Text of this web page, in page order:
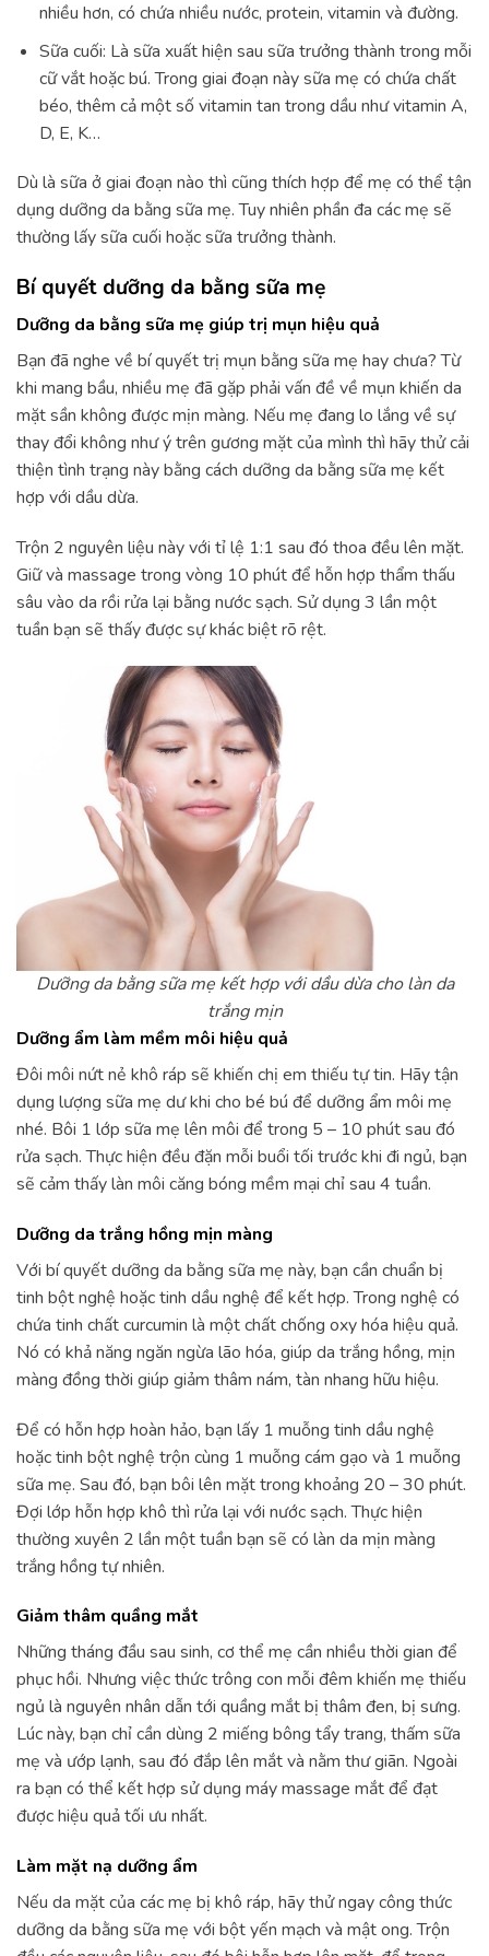
nhiều hơn, có chứa nhiều nước, protein, vitamin và đường.
Sữa cuối: Là sữa xuất hiện sau sữa trưởng thành trong mỗi
cữ vắt hoặc bú. Trong giai đoạn này sữa mẹ có chứa chất
béo, thêm cả một số vitamin tan trong dầu như vitamin A,
D, E, K…
Dù là sữa ở giai đoạn nào thì cũng thích hợp để mẹ có thể tận
dụng dưỡng da bằng sữa mẹ. Tuy nhiên phần đa các mẹ sẽ
thường lấy sữa cuối hoặc sữa trưởng thành.
Bí quyết dưỡng da bằng sữa mẹ
Dưỡng da bằng sữa mẹ giúp trị mụn hiệu quả
Bạn đã nghe về bí quyết trị mụn bằng sữa mẹ hay chưa? Từ
khi mang bầu, nhiều mẹ đã gặp phải vấn đề về mụn khiến da
mặt sần không được mịn màng. Nếu mẹ đang lo lắng về sự
thay đổi không như ý trên gương mặt của mình thì hãy thử cải
thiện tình trạng này bằng cách dưỡng da bằng sữa mẹ kết
hợp với dầu dừa.
Trộn 2 nguyên liệu này với tỉ lệ 1:1 sau đó thoa đều lên mặt.
Giữ và massage trong vòng 10 phút để hỗn hợp thẩm thấu
sâu vào da rồi rửa lại bằng nước sạch. Sử dụng 3 lần một
tuần bạn sẽ thấy được sự khác biệt rõ rệt.
Dưỡng da bằng sữa mẹ kết hợp với dầu dừa cho làn da
trắng mịn
Dưỡng ẩm làm mềm môi hiệu quả
Đôi môi nứt nẻ khô ráp sẽ khiến chị em thiếu tự tin. Hãy tận
dụng lượng sữa mẹ dư khi cho bé bú để dưỡng ẩm môi mẹ
nhé. Bôi 1 lớp sữa mẹ lên môi để trong 5 – 10 phút sau đó
rửa sạch. Thực hiện đều đặn mỗi buổi tối trước khi đi ngủ, bạn
sẽ cảm thấy làn môi căng bóng mềm mại chỉ sau 4 tuần.
Dưỡng da trắng hồng mịn màng
Với bí quyết dưỡng da bằng sữa mẹ này, bạn cần chuẩn bị
tinh bột nghệ hoặc tinh dầu nghệ để kết hợp. Trong nghệ có
chứa tinh chất curcumin là một chất chống oxy hóa hiệu quả.
Nó có khả năng ngăn ngừa lão hóa, giúp da trắng hồng, mịn
màng đồng thời giúp giảm thâm nám, tàn nhang hữu hiệu.
Để có hỗn hợp hoàn hảo, bạn lấy 1 muỗng tinh dầu nghệ
hoặc tinh bột nghệ trộn cùng 1 muỗng cám gạo và 1 muỗng
sữa mẹ. Sau đó, bạn bôi lên mặt trong khoảng 20 – 30 phút.
Đợi lớp hỗn hợp khô thì rửa lại với nước sạch. Thực hiện
thường xuyên 2 lần một tuần bạn sẽ có làn da mịn màng
trắng hồng tự nhiên.
Giảm thâm quầng mắt
Những tháng đầu sau sinh, cơ thể mẹ cần nhiều thời gian để
phục hồi. Nhưng việc thức trông con mỗi đêm khiến mẹ thiếu
ngủ là nguyên nhân dẫn tới quầng mắt bị thâm đen, bị sưng.
Lúc này, bạn chỉ cần dùng 2 miếng bông tẩy trang, thấm sữa
mẹ và ướp lạnh, sau đó đắp lên mắt và nằm thư giãn. Ngoài
ra bạn có thể kết hợp sử dụng máy massage mắt để đạt
được hiệu quả tối ưu nhất.
Làm mặt nạ dưỡng ẩm
Nếu da mặt của các mẹ bị khô ráp, hãy thử ngay công thức
dưỡng da bằng sữa mẹ với bột yến mạch và mật ong. Trộn